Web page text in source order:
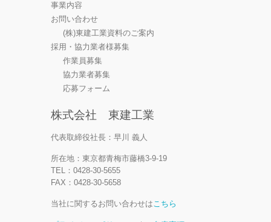
事業内容
お問い合わせ
(株)東建工業資料のご案内
採用・協力業者様募集
作業員募集
協力業者募集
応募フォーム
株式会社 東建工業
代表取締役社長：早川 義人
所在地：東京都青梅市藤橋3-9-19
TEL：0428-30-5655
FAX：0428-30-5658
当社に関するお問い合わせはこちら